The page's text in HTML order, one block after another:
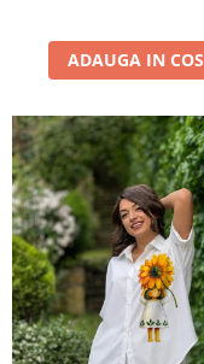
ADAUGA IN COS